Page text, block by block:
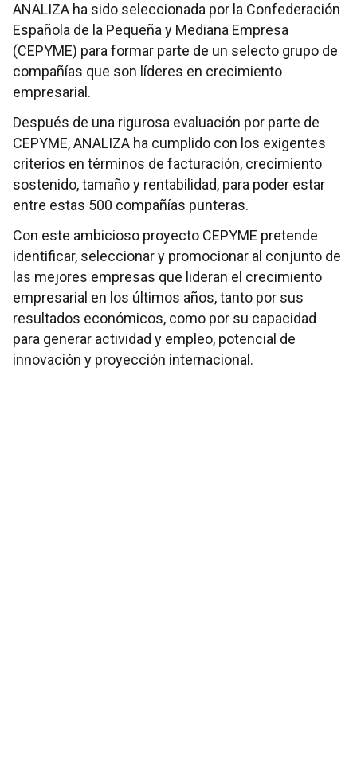
ANALIZA ha sido seleccionada por la Confederación
Española de la Pequeña y Mediana Empresa
(CEPYME) para formar parte de un selecto grupo de
compañías que son líderes en crecimiento
empresarial.
Después de una rigurosa evaluación por parte de
CEPYME, ANALIZA ha cumplido con los exigentes
criterios en términos de facturación, crecimiento
sostenido, tamaño y rentabilidad, para poder estar
entre estas 500 compañías punteras.
Con este ambicioso proyecto CEPYME pretende
identificar, seleccionar y promocionar al conjunto de
las mejores empresas que lideran el crecimiento
empresarial en los últimos años, tanto por sus
resultados económicos, como por su capacidad
para generar actividad y empleo, potencial de
innovación y proyección internacional.